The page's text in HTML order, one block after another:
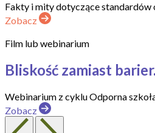
Fakty i mity dotyczące
Zobacz
Film lub webinarium
Bliskość zamiast
Webinarium z cyklu Odporna
Zobacz